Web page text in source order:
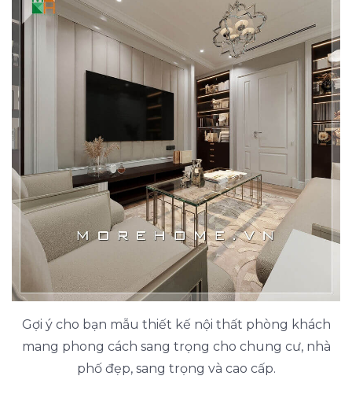
Gợi ý cho bạn mẫu thiết kế nội thất phòng khách
mang phong cách sang trọng cho chung cư, nhà
phố đẹp, sang trọng và cao cấp.